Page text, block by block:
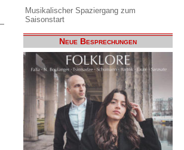
Musikalischer Spaziergang zum
Saisonstart
Neue Besprechungen